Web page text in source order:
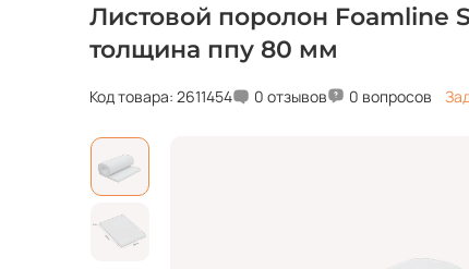
Листовой поролон Foamline
толщина ппу 80 мм
Код товара: 2611454 0 отзывов 0 вопросов